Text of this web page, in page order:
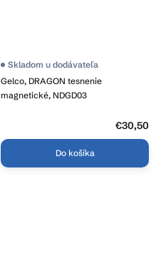
Gelco, DRAGON tesnenie
magnetické, NDGD03
Skladom u dodávateľa
€30,50
Do košíka